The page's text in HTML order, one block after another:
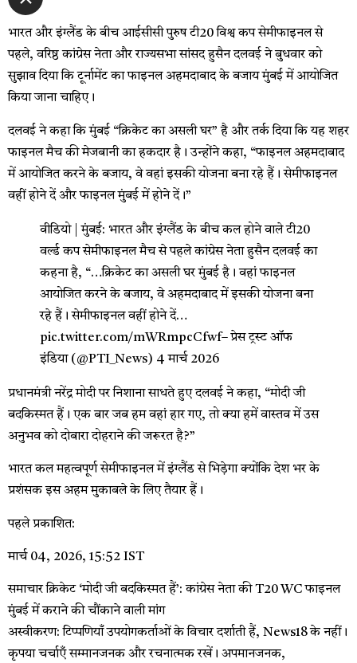
भारत और इंग्लैंड के बीच आईसीसी पुरुष टी20 विश्व कप सेमीफाइनल से
पहले, वरिष्ठ कांग्रेस नेता और राज्यसभा सांसद हुसैन दलवई ने बुधवार को
सुझाव दिया कि टूर्नामेंट का फाइनल अहमदाबाद के बजाय मुंबई में आयोजित
किया जाना चाहिए।
दलवई ने कहा कि मुंबई “क्रिकेट का असली घर” है और तर्क दिया कि यह शहर
फाइनल मैच की मेजबानी का हकदार है। उन्होंने कहा, “फाइनल अहमदाबाद
में आयोजित करने के बजाय, वे वहां इसकी योजना बना रहे हैं। सेमीफाइनल
वहीं होने दें और फाइनल मुंबई में होने दें।”
वीडियो | मुंबई: भारत और इंग्लैंड के बीच कल होने वाले टी20
वर्ल्ड कप सेमीफाइनल मैच से पहले कांग्रेस नेता हुसैन दलवई का
कहना है, “…क्रिकेट का असली घर मुंबई है। वहां फाइनल
आयोजित करने के बजाय, वे अहमदाबाद में इसकी योजना बना
रहे हैं। सेमीफाइनल वहीं होने दें…
pic.twitter.com/mWRmpcCfwf– प्रेस ट्रस्ट ऑफ
इंडिया (@PTI_News) 4 मार्च 2026
प्रधानमंत्री नरेंद्र मोदी पर निशाना साधते हुए दलवई ने कहा, “मोदी जी
बदकिस्मत हैं। एक बार जब हम वहां हार गए, तो क्या हमें वास्तव में उस
अनुभव को दोबारा दोहराने की जरूरत है?”
भारत कल महत्वपूर्ण सेमीफाइनल में इंग्लैंड से भिड़ेगा क्योंकि देश भर के
प्रशंसक इस अहम मुकाबले के लिए तैयार हैं।
पहले प्रकाशित:
मार्च 04, 2026, 15:52 IST
समाचार क्रिकेट ‘मोदी जी बदकिस्मत हैं’: कांग्रेस नेता की T20 WC फाइनल
मुंबई में कराने की चौंकाने वाली मांग
अस्वीकरण: टिप्पणियाँ उपयोगकर्ताओं के विचार दर्शाती हैं, News18 के नहीं।
कृपया चर्चाएँ सम्मानजनक और रचनात्मक रखें। अपमानजनक,